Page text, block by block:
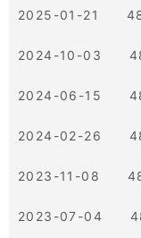
2025-01-21
2024-10-03
2024-06-15
2024-02-26
2023-11-08
2023-07-04